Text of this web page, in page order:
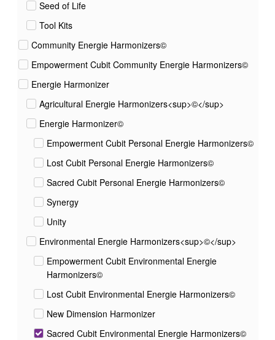
Seed of Life
Tool Kits
Community Energie Harmonizers©
Empowerment Cubit Community Energie Harmonizers©
Energie Harmonizer
Agricultural Energie Harmonizers<sup>©</sup>
Energie Harmonizer©
Empowerment Cubit Personal Energie Harmonizers©
Lost Cubit Personal Energie Harmonizers©
Sacred Cubit Personal Energie Harmonizers©
Synergy
Unity
Environmental Energie Harmonizers<sup>©</sup>
Empowerment Cubit Environmental Energie
Harmonizers©
Lost Cubit Environmental Energie Harmonizers©
New Dimension Harmonizer
Sacred Cubit Environmental Energie Harmonizers©